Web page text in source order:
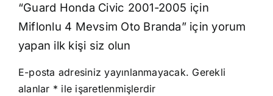
“Guard Honda Civic 2001-2005 için
Miflonlu 4 Mevsim Oto Branda” için yorum
yapan ilk kişi siz olun
E-posta adresiniz yayınlanmayacak. Gerekli
alanlar * ile işaretlenmişlerdir